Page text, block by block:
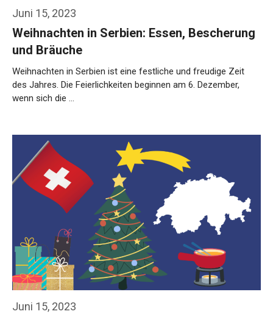
Juni 15, 2023
Weihnachten in Serbien: Essen, Bescherung
und Bräuche
Weihnachten in Serbien ist eine festliche und freudige Zeit
des Jahres. Die Feierlichkeiten beginnen am 6. Dezember,
wenn sich die …
Juni 15, 2023